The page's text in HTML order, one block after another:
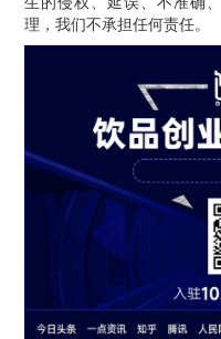
理，我们不承担任何责任。